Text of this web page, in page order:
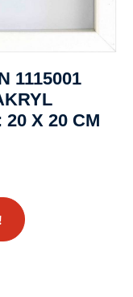
1115001
20 X 20 CM